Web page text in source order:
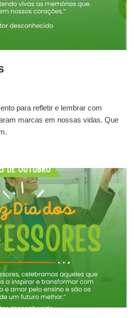
para refletir e lembrar com
marcas em nossas vidas. Que